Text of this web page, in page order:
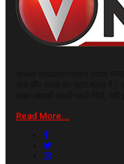
Read More...